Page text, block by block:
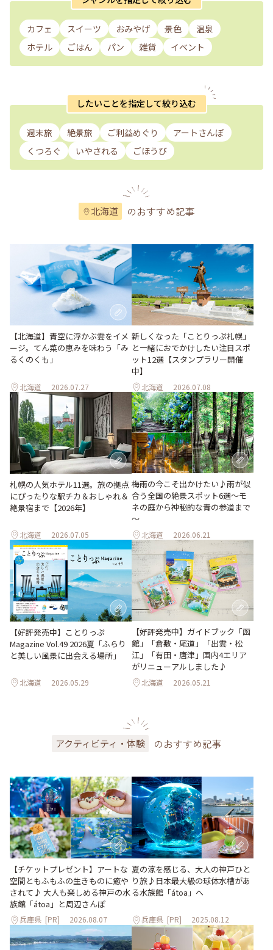
カフェ スイーツ おみやげ 景色
温泉
ホテル
ごはん パン 雑貨 イベント
したいことを指定して絞り込む
週末旅 絶景旅 ご利益めぐり
アートさんぽ
くつろぐ
いやされる ごほうび
北海道 のおすすめ記事
【北海道】青空に浮かぶ雲をイメ
ージ。てん菜の恵みを味わう「み
るくのくも」
北海道 2026.07.27
新しくなった「ことりっぷ札幌」
と一緒におでかけしたい注目スポ
ット12選【スタンプラリー開催
中】
北海道 2026.07.08
札幌の人気ホテル11選。旅の拠点
にぴったりな駅チカ＆おしゃれ＆
絶景宿まで【2026年】
北海道 2026.07.05
梅雨の今こそ出かけたい♪雨が似
合う全国の絶景スポット6選～モ
ネの庭から神秘的な青の参道まで
～
北海道 2026.06.21
【好評発売中】ことりっぷ
Magazine Vol.49 2026夏「ふらり
と美しい風景に出会える場所」
北海道 2026.05.29
【好評発売中】ガイドブック「函
館」「倉敷・尾道」「出雲・松
江」「有田・唐津」国内4エリア
がリニューアルしました♪
北海道 2026.05.21
アクティビティ・体験 のおすすめ記事
【チケットプレゼント】アートな
空間ともふもふの生きものに癒や
されて♪ 大人も楽しめる神戸の水
族館「átoa」と周辺さんぽ
兵庫県 [PR] 2026.08.07
夏の涼を感じる、大人の神戸ひと
り旅♪日本最大級の球体水槽があ
る水族館「átoa」へ
兵庫県 [PR] 2025.08.12